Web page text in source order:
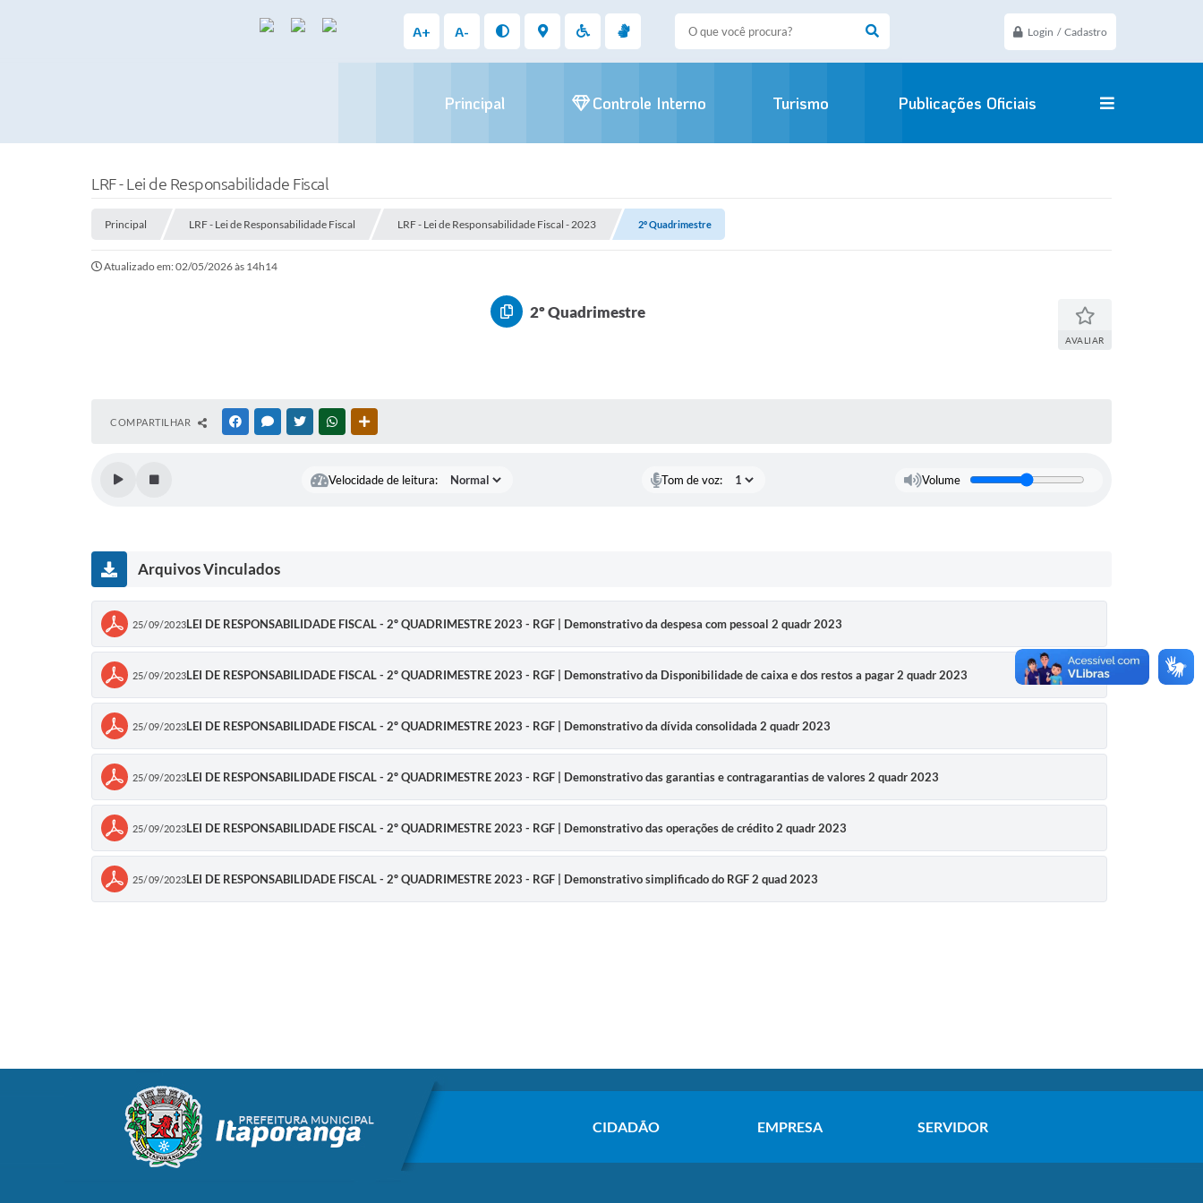
Login / Cadastro
A+ A-
Principal Controle Interno Turismo Publicações Oficiais
LRF - Lei de Responsabilidade Fiscal
Principal LRF - Lei de Responsabilidade Fiscal LRF - Lei de Responsabilidade Fiscal - 2023 2º Quadrimestre
Atualizado em: 02/05/2026 às 14h14
2º Quadrimestre
AVALIAR
COMPARTILHAR FACEBOOKMESSENGER
TWITTERWHATSAPP
Velocidade de leitura: Tom de voz: Volume
Arquivos Vinculados
25/09/2023LEI DE RESPONSABILIDADE FISCAL - 2º QUADRIMESTRE 2023 - RGF | Demonstrativo da despesa com pessoal 2 quadr 2023
25/09/2023LEI DE RESPONSABILIDADE FISCAL - 2º QUADRIMESTRE 2023 - RGF | Demonstrativo da Disponibilidade de caixa e dos restos a pagar 2 quadr 2023
25/09/2023LEI DE RESPONSABILIDADE FISCAL - 2º QUADRIMESTRE 2023 - RGF | Demonstrativo da dívida consolidada 2 quadr 2023
25/09/2023LEI DE RESPONSABILIDADE FISCAL - 2º QUADRIMESTRE 2023 - RGF | Demonstrativo das garantias e contragarantias de valores 2 quadr 2023
25/09/2023LEI DE RESPONSABILIDADE FISCAL - 2º QUADRIMESTRE 2023 - RGF | Demonstrativo das operações de crédito 2 quadr 2023
25/09/2023LEI DE RESPONSABILIDADE FISCAL - 2º QUADRIMESTRE 2023 - RGF | Demonstrativo simplificado do RGF 2 quad 2023
CIDADÃO EMPRESA SERVIDOR